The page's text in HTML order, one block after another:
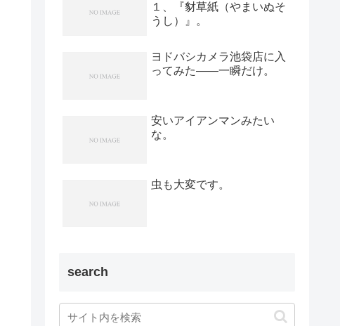
１、『豺草紙（やまいぬそ
うし）』。
ヨドバシカメラ池袋店に入
ってみた――一瞬だけ。
安いアイアンマンみたい
な。
虫も大変です。
search